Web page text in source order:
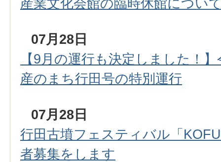
産業文化会館の臨時休館につい
07月28日
【9月の運行も決定しました！
産のまち行田号の特別運行
07月28日
行田古墳フェスティバル「
者募集をします